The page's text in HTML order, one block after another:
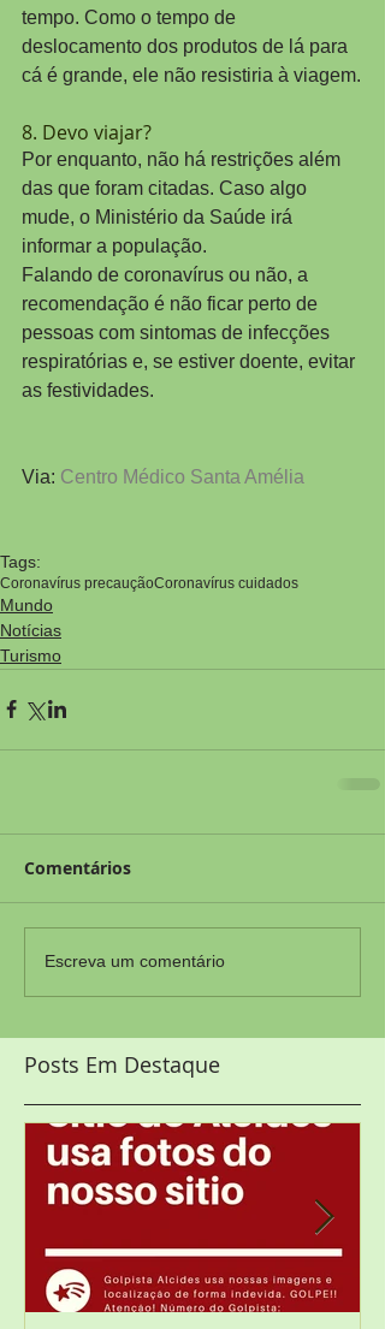
tempo. Como o tempo de
deslocamento dos produtos de lá para
cá é grande, ele não resistiria à viagem.
8. Devo viajar?
Por enquanto, não há restrições além
das que foram citadas. Caso algo
mude, o Ministério da Saúde irá
informar a população.
Falando de coronavírus ou não, a
recomendação é não ficar perto de
pessoas com sintomas de infecções
respiratórias e, se estiver doente, evitar
as festividades.
Via: Centro Médico Santa Amélia
Tags:
Coronavírus precauçãoCoronavírus cuidados
Mundo
Notícias
Turismo
Comentários
Escreva um comentário
Posts Em Destaque